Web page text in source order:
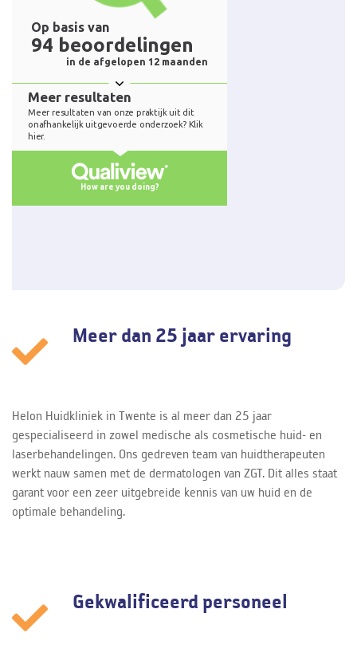
Meer dan 25 jaar ervaring
Helon Huidkliniek in Twente is al meer dan 25 jaar
gespecialiseerd in zowel medische als cosmetische huid- en
laserbehandelingen. Ons gedreven team van huidtherapeuten
werkt nauw samen met de dermatologen van ZGT. Dit alles staat
garant voor een zeer uitgebreide kennis van uw huid en de
optimale behandeling.
Gekwalificeerd personeel